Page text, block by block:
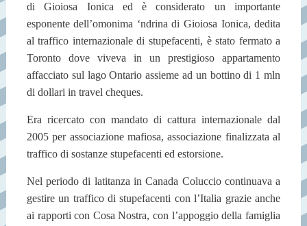
di Gioiosa Ionica ed è considerato un importante
esponente dell’omonima ‘ndrina di Gioiosa Ionica, dedita
al traffico internazionale di stupefacenti, è stato fermato a
Toronto dove viveva in un prestigioso appartamento
affacciato sul lago Ontario assieme ad un bottino di 1 mln
di dollari in travel cheques.
Era ricercato con mandato di cattura internazionale dal
2005 per associazione mafiosa, associazione finalizzata al
traffico di sostanze stupefacenti ed estorsione.
Nel periodo di latitanza in Canada Coluccio continuava a
gestire un traffico di stupefacenti con l’Italia grazie anche
ai rapporti con Cosa Nostra, con l’appoggio della famiglia